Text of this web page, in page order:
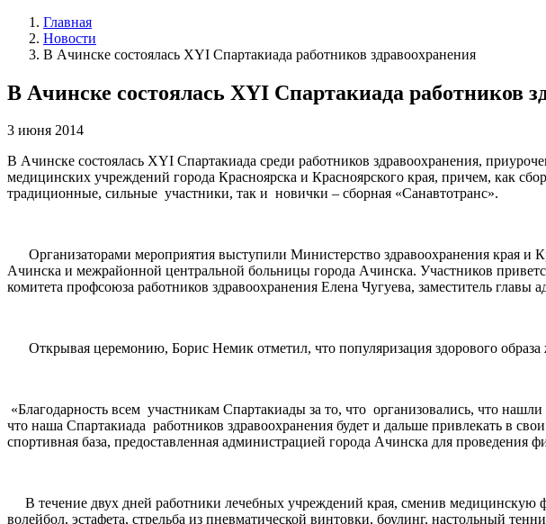
Главная
Новости
В Ачинске состоялась XYI Спартакиада работников здравоохранения
В Ачинске состоялась XYI Спартакиада работников
3 июня 2014
В Ачинске состоялась XYI Спартакиада среди работников здравоохранения,
медицинских учреждений города Красноярска и Красноярского края, причем, как
традиционные, сильные участники, так и новички – сборная «Санавтотранс».
Организаторами мероприятия выступили Министерство здравоохранения края и
Ачинска и межрайонной центральной больницы города Ачинска. Участников
комитета профсоюза работников здравоохранения Елена Чугуева, заместитель
Открывая церемонию, Борис Немик отметил, что популяризация здорового образа
«Благодарность всем участникам Спартакиады за то, что организовались, что
что наша Спартакиада работников здравоохранения будет и дальше привлекать в
спортивная база, предоставленная администрацией города Ачинска для проведения
В течение двух дней работники лечебных учреждений края, сменив медицинскую
волейбол, эстафета, стрельба из пневматической винтовки, боулинг, настольный